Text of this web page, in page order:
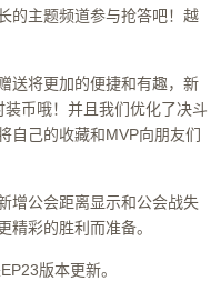
的主题频道参与抢答吧！越
送将更加的便捷和有趣，新
币哦！并且我们优化了决斗
自己的收藏和MVP向朋友们
增公会距离显示和公会战失
精彩的胜利而准备。
版本更新。